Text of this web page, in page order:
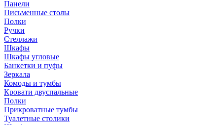
Панели
Письменные столы
Полки
Ручки
Стеллажи
Шкафы
Шкафы угловые
Банкетки и пуфы
Зеркала
Комоды и тумбы
Кровати двуспальные
Полки
Прикроватные тумбы
Туалетные столики